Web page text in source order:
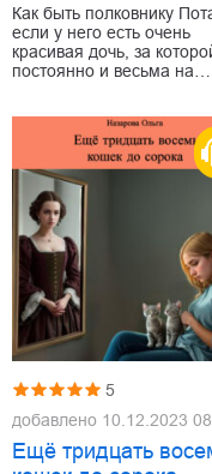
Как быть полковнику
если у него есть очень
красивая дочь, за
постоянно и весьма на…
5
добавлено 10.12.2023
Ещё тридцать